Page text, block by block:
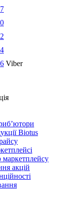
Viber
Biotus
маркетплейсу
акцій